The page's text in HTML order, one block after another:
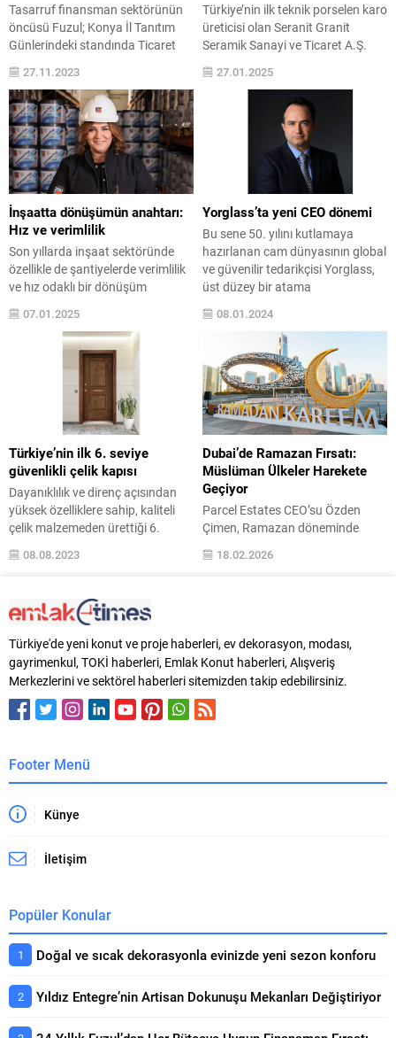
Tasarruf finansman sektörünün
öncüsü Fuzul; Konya İl Tanıtım
Günlerindeki standında Ticaret
Bakanı Prof. Dr. Ömer Bolat’ı,
İstanbul Valisi Davut Gül’ü ve
Konya Valisi Vahdettin Özkan’ı
ağırladı Fuzul, 23-26 Kasım 2023
tarihleri arasında Konyalı Sanayici
ve İş İnsanları Federasyonu ile
Konyalı Sanayici ve İş Adamları
Derneği tarafından
gerçekleştirilen Konya İl Tanıtım...
27.11.2023
Türkiye’nin ilk teknik porselen karo
üreticisi olan Seranit Granit
Seramik Sanayi ve Ticaret A.Ş.
(Seranit), Sermaye Piyasası
Kurulu’nun (SPK) onayının
ardından Halk Yatırım liderliğinde
halka arz sürecini başlatıyor.
Sektördeki öncü konumu, kaliteli
ürünleri, yenilikçi hizmet
anlayışıyla faaliyetlerini sürdüren
Seranit, paylarını 27-28-29 Ocak
tarihlerinde 12,00 TL sabit fiyat ile
yatırımcılara sunacak....
27.01.2025
İnşaatta dönüşümün anahtarı:
Hız ve verimlilik
Son yıllarda inşaat sektöründe
özellikle de şantiyelerde verimlilik
ve hız odaklı bir dönüşüm
yaşanıyor. İnşaat projelerinde iş
süreçlerinin daha hızlı, daha
sürdürülebilir, daha organize ve
daha etkili bir şekilde yürütülmesi
yalnızca yatırımcılar için değil,
aynı zamanda çevresel ve
toplumsal faktörler için de önemli
bir gereklilik haline geliyor.
Kentleşmenin hızlanması, nüfus...
07.01.2025
Yorglass’ta yeni CEO dönemi
Bu sene 50. yılını kutlamaya
hazırlanan cam dünyasının global
ve güvenilir tedarikçisi Yorglass,
üst düzey bir atama
gerçekleştirerek yarım asırlık
tarihinde yeni bir döneme girdi.
Kariyer hayatında otomotiv,
elektronik ve ticari soğutucu gibi
birçok lokomotif sektörde önemli
görevler alan Barış Karaadak,
Yorglass’ın yeni CEO’su oldu.
Bayrağı Yorglass Yönetim Kurulu
Başkanı...
08.01.2024
Türkiye’nin ilk 6. seviye
güvenlikli çelik kapısı
Dayanıklılık ve direnç açısından
yüksek özelliklere sahip, kaliteli
çelik malzemeden ürettiği 6.
seviye güvenlikli çelik kapılar ile
Kale Çelik Kapı, tehlikelere karşı
sektörde yenilikçi ve öncü yapısını
devam ettiriyor. Uluslararası
düzeyini ve dayanıklılığını
belirlemek için çeşitli seviyeler
içeren sınıflandırma sistemleri
kullanılıyor. TS 12655...
08.08.2023
Dubai’de Ramazan Fırsatı:
Müslüman Ülkeler Harekete
Geçiyor
Parcel Estates CEO’su Özden
Çimen, Ramazan döneminde
özellikle Müslüman ülkelerden
Dubai’ye yönelik gayrimenkul
satışları desteklediğini ifade etti.
Ramazan ayının yaklaşmasıyla
birlikte Dubai gayrimenkul
piyasasında hareketliliğin sürmesi
beklenirken, özellikle bölge
18.02.2026
Türkiye'de yeni konut ve proje haberleri, ev dekorasyon, modası,
gayrimenkul, TOKİ haberleri, Emlak Konut haberleri, Alışveriş
Merkezlerini ve sektörel haberleri sitemizden takip edebilirsiniz.
Footer Menü
Künye
İletişim
Popüler Konular
Doğal ve sıcak dekorasyonla evinizde yeni sezon konforu
Yıldız Entegre’nin Artisan Dokunuşu Mekanları Değiştiriyor